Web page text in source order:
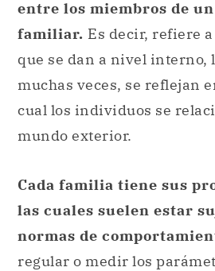
entre los miembros de
familiar. Es decir, refiere
que se dan a nivel interno,
muchas veces, se reflejan
cual los individuos se
mundo exterior.
Cada familia tiene sus
las cuales suelen estar
normas de
regular o medir los